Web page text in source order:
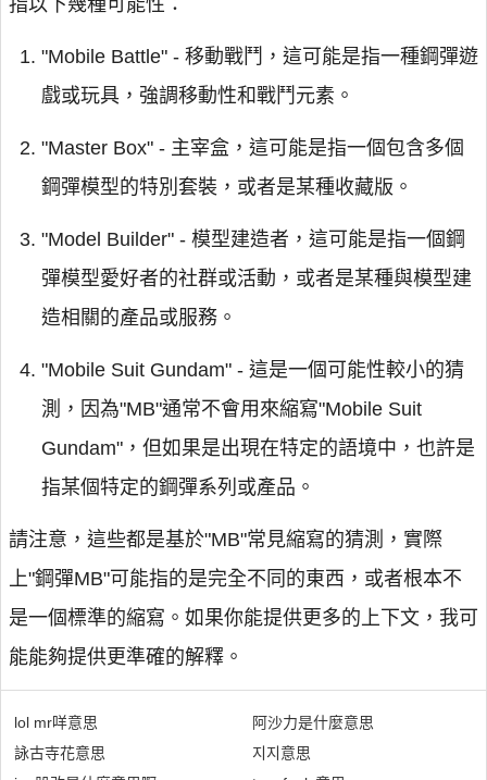
指以下幾種可能性：
"Mobile Battle" - 移動戰鬥，這可能是指一種鋼彈遊
戲或玩具，強調移動性和戰鬥元素。
"Master Box" - 主宰盒，這可能是指一個包含多個
鋼彈模型的特別套裝，或者是某種收藏版。
"Model Builder" - 模型建造者，這可能是指一個鋼
彈模型愛好者的社群或活動，或者是某種與模型建
造相關的產品或服務。
"Mobile Suit Gundam" - 這是一個可能性較小的猜
測，因為"MB"通常不會用來縮寫"Mobile Suit
Gundam"，但如果是出現在特定的語境中，也許是
指某個特定的鋼彈系列或產品。
請注意，這些都是基於"MB"常見縮寫的猜測，實際
上"鋼彈MB"可能指的是完全不同的東西，或者根本不
是一個標準的縮寫。如果你能提供更多的上下文，我可
能能夠提供更準確的解釋。
lol mr咩意思
詠古寺花意思
阿沙力是什麼意思
지지意思